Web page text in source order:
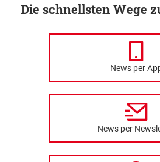
Die schnellsten Wege
News per
News per